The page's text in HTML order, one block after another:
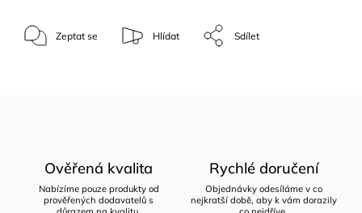
Zeptat se Hlídat Sdílet
Ověřená kvalita
Nabízíme pouze produkty od
prověřených dodavatelů s
Rychlé doručení
Objednávky odesíláme v co
nejkratší době, aby k vám dorazily